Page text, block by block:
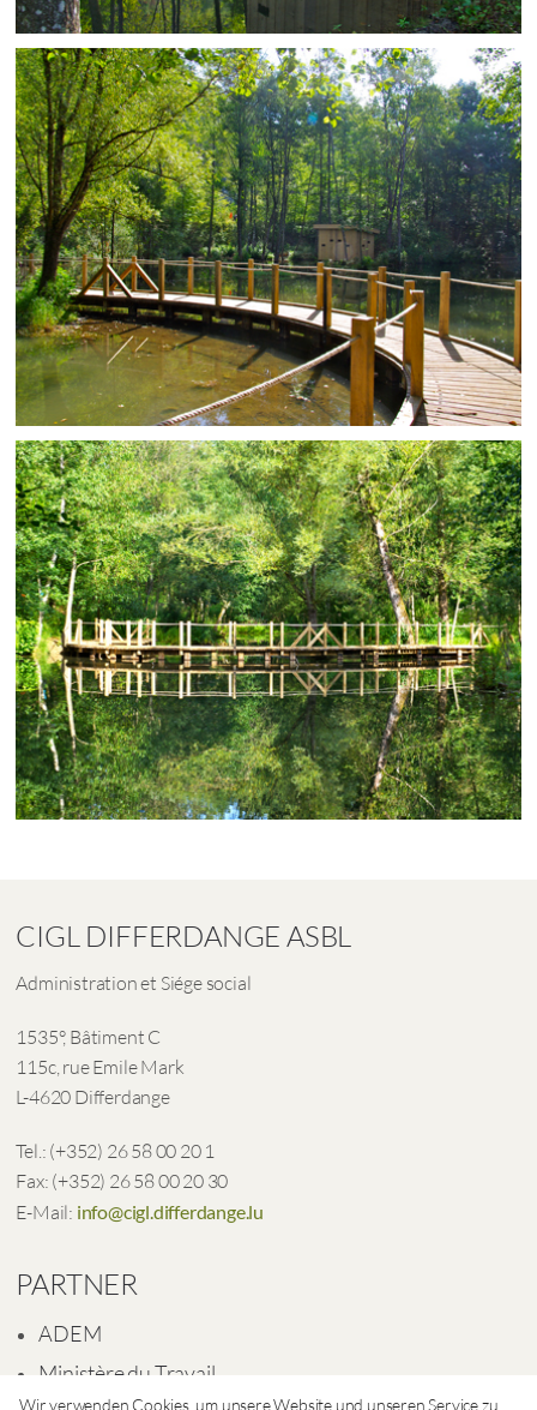
Wir verwenden Cookies, um unsere Website und unseren Service zu
CIGL DIFFERDANGE ASBL
Administration et Siége social
1535°, Bâtiment C
115c, rue Emile Mark
L-4620 Differdange
Tel.: (+352) 26 58 00 20 1
Fax: (+352) 26 58 00 20 30
E-Mail: info@cigl.differdange.lu
PARTNER
ADEM
Ministère du Travail